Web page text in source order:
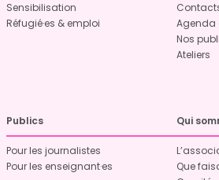
Sensibilisation
Réfugié·es & emploi
Agenda
Nos
Ateliers
Publics
Pour les journalistes
Pour les enseignant·es
Qui
Que